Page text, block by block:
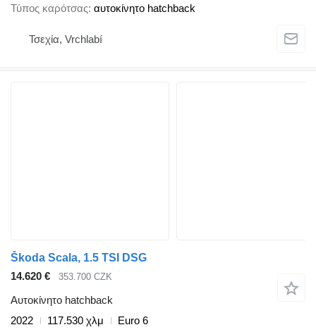
Τύπος καρότσας αυτοκίνητο hatchback
Τσεχία, Vrchlabí
Škoda Scala, 1.5 TSI DSG
14.620 €
353.700 CZK
Αυτοκίνητο hatchback
2022
117.530 χλμ
Euro 6